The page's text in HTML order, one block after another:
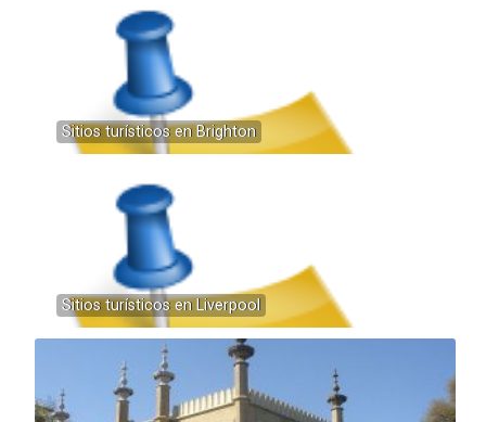
Sitios turísticos en Brighton
Sitios turísticos en Liverpool